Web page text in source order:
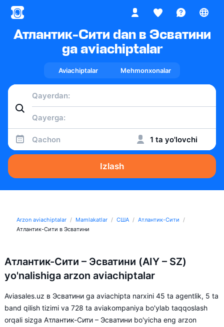
Атлантик-Сити dan в Эсватини
ga aviachiptalar
Aviachiptalar Mehmonxonalar
Qachon 1 ta yo'lovchi
Izlash
Arzon aviachiptalar Mamlakatlar США
Атлантик-Сити
Атлантик-Сити в Эсватини
Атлантик-Сити – Эсватини (AIY – SZ)
yo'nalishiga arzon aviachiptalar
Aviasales.uz в Эсватини ga aviachipta narxini 45 ta agentlik, 5 ta
band qilish tizimi va 728 ta aviakompaniya bo'ylab taqqoslash
orqali sizga Атлантик-Сити – Эсватини bo'yicha eng arzon